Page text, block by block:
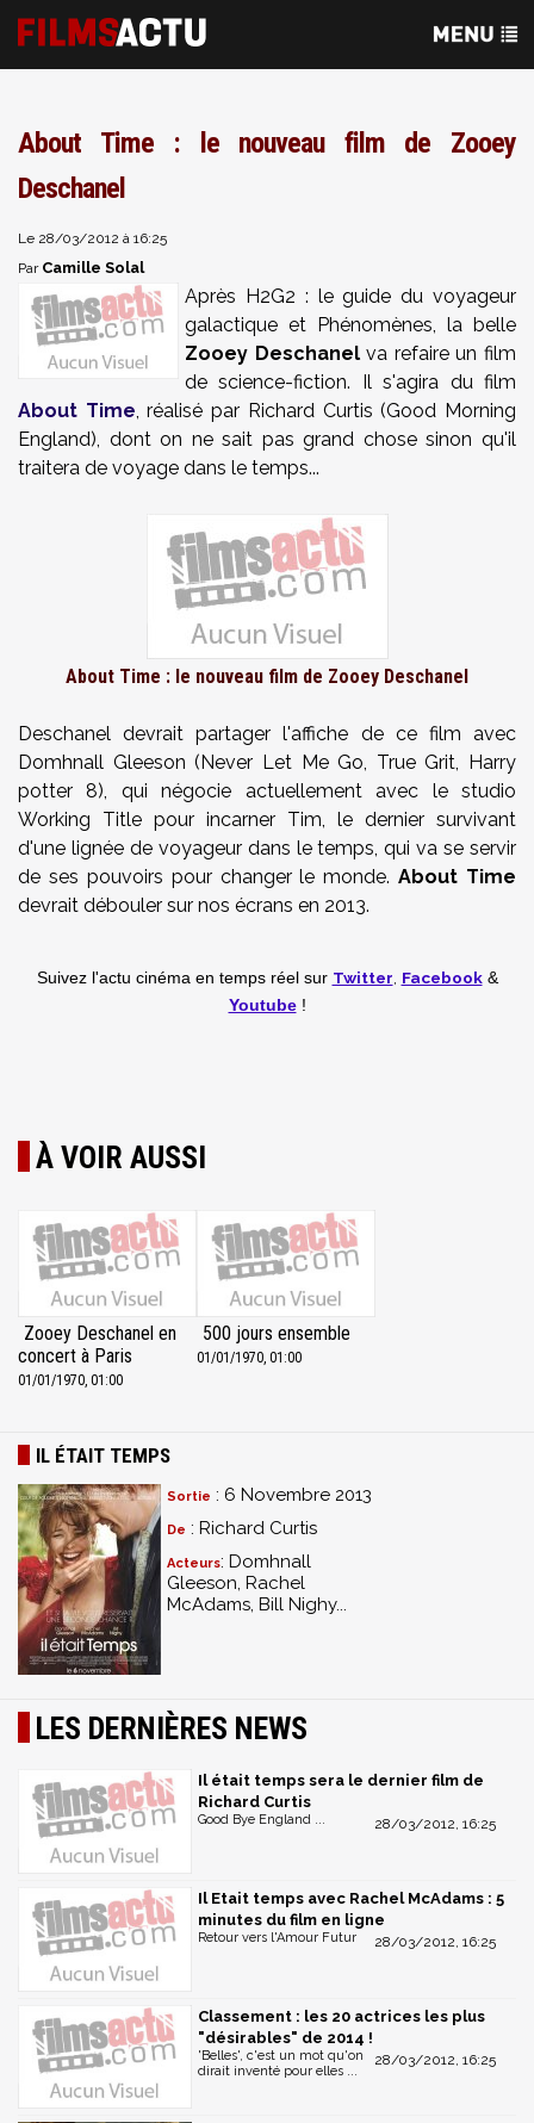
About Time : le nouveau film de Zooey
Deschanel
Le 28/03/2012 à 16:25
Par Camille Solal
Après H2G2 : le guide du voyageur
galactique et Phénomènes, la belle
Zooey Deschanelva refaire un film
de science-fiction. Il s'agira du film
About Time, réalisé par Richard Curtis (Good Morning
England), dont on ne sait pas grand chose sinon qu'il
traitera de voyage dans le temps...
About Time : le nouveau film de Zooey Deschanel
Deschanel devrait partager l'affiche de ce film avec
Domhnall Gleeson (Never Let Me Go, True Grit, Harry
potter 8), qui négocie actuellement avec le studio
Working Title pour incarner Tim, le dernier survivant
d'une lignée de voyageur dans le temps, qui va se servir
de ses pouvoirs pour changer le monde.About Time
devrait débouler sur nos écrans en 2013.
Suivez l'actu cinéma en temps réel sur Twitter Facebook&
Youtube!
À VOIR AUSSI
Zooey Deschanel en
concert à Paris
01/01/1970, 01:00
500 jours ensemble
01/01/1970, 01:00
IL ÉTAIT TEMPS
Sortie : 6 Novembre 2013
De : Richard Curtis
Acteurs: Domhnall
Gleeson, Rachel
McAdams, Bill Nighy...
LES DERNIÈRES NEWS
Il était temps sera le dernier film de
Richard Curtis
28/03/2012, 16:25
Good Bye England ...
Il Etait temps avec Rachel McAdams : 5
minutes du film en ligne
28/03/2012, 16:25
Retour vers l'Amour Futur
Classement : les 20 actrices les plus
"désirables" de 2014 !
28/03/2012, 16:25
'Belles', c'est un mot qu'on
dirait inventé pour elles ...